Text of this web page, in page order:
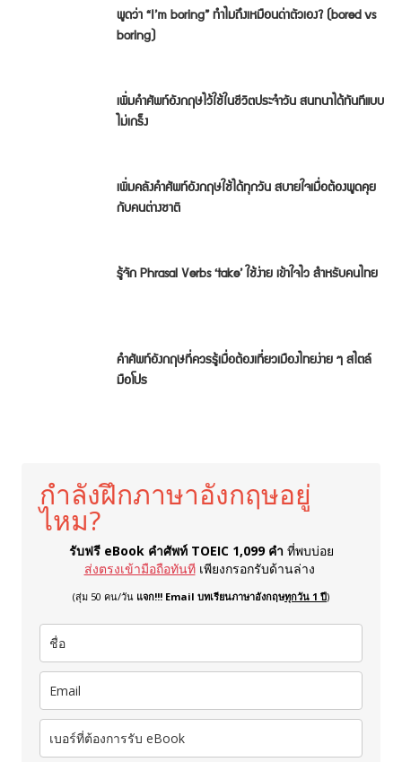
พูดว่า “I’m boring” ทำไมถึงเหมือนด่าตัวเอง? (bored vs
boring)
เพิ่มคำศัพท์อังกฤษไว้ใช้ในชีวิตประจำวัน สนทนาได้ทันทีแบบ
ไม่เกร็ง
เพิ่มคลังคำศัพท์อังกฤษใช้ได้ทุกวัน สบายใจเมื่อต้องพูดคุย
กับคนต่างชาติ
รู้จัก Phrasal Verbs ‘take’ ใช้ง่าย เข้าใจไว สำหรับคนไทย
คำศัพท์อังกฤษที่ควรรู้เมื่อต้องเที่ยวเมืองไทยง่าย ๆ สไตล์
มือโปร
กำลังฝึกภาษาอังกฤษอยู่
ไหม?
รับฟรี eBook คำศัพท์ TOEIC 1,099 คำ ที่พบบ่อย
ส่งตรงเข้ามือถือทันที เพียงกรอกรับด้านล่าง
(สุ่ม 50 คน/วัน แจก!!! Email บทเรียนภาษาอังกฤษทุกวัน 1 ปี)